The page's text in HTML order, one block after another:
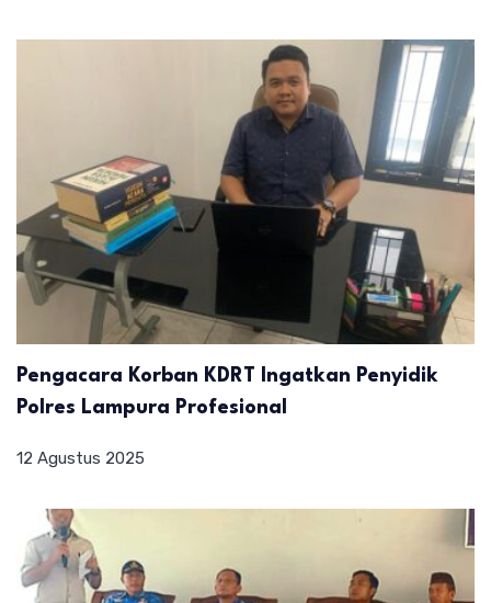
Pengacara Korban KDRT Ingatkan Penyidik
Polres Lampura Profesional
12 Agustus 2025